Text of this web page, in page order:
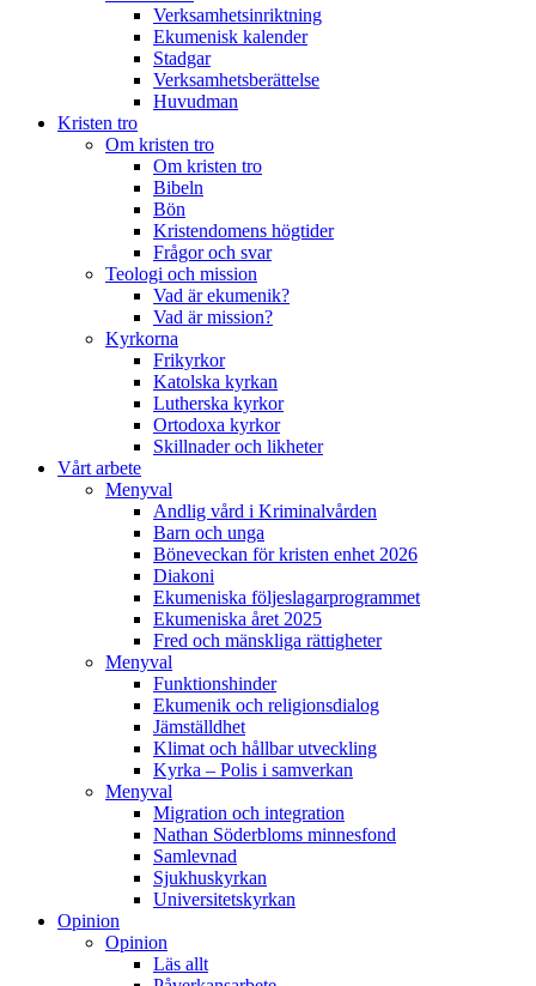
Verksamhetsinriktning
Ekumenisk kalender
Stadgar
Verksamhetsberättelse
Huvudman
Kristen tro
Om kristen tro
Om kristen tro
Bibeln
Bön
Kristendomens högtider
Frågor och svar
Teologi och mission
Vad är ekumenik?
Vad är mission?
Kyrkorna
Frikyrkor
Katolska kyrkan
Lutherska kyrkor
Ortodoxa kyrkor
Skillnader och likheter
Vårt arbete
Menyval
Andlig vård i Kriminalvården
Barn och unga
Böneveckan för kristen enhet 2026
Diakoni
Ekumeniska följeslagarprogrammet
Ekumeniska året 2025
Fred och mänskliga rättigheter
Menyval
Funktionshinder
Ekumenik och religionsdialog
Jämställdhet
Klimat och hållbar utveckling
Kyrka – Polis i samverkan
Menyval
Migration och integration
Nathan Söderbloms minnesfond
Samlevnad
Sjukhuskyrkan
Universitetskyrkan
Opinion
Opinion
Läs allt